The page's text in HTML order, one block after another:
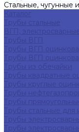
Стальные, чугунные
Каталог
Трубы стальные
ВГП,
Трубы ВГП
Трубы ВГП
Трубы ВГП
Трубы из обечайки
Трубы квадратные
Трубы круглые
Трубы
Трубы
Трубы стальные для
Трубы
Трубы